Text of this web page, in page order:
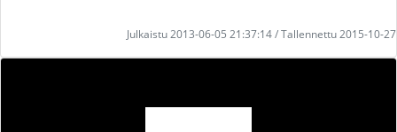
Julkaistu 2013-06-05 21:37:14 / Tallennettu 2015-10-27